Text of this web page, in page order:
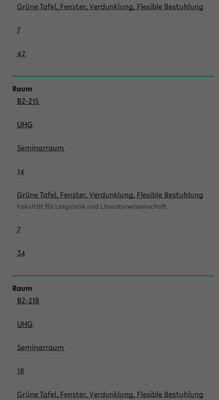
Grüne Tafel, Fenster, Verdunklung, Flexible Bestuhlung
7
42
B2-215
UHG
Seminarraum
14
Grüne Tafel, Fenster, Verdunklung, Flexible Bestuhlung
Fakultät für Linguistik und Literaturwissenschaft
7
34
B2-218
UHG
Seminarraum
18
Grüne Tafel, Fenster, Verdunklung, Flexible Bestuhlung